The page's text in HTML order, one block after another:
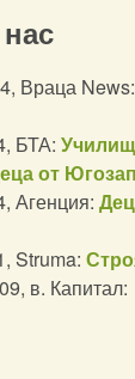
Враца News:
БТА:
от
Агенция:
Struma:
в. Капитал: